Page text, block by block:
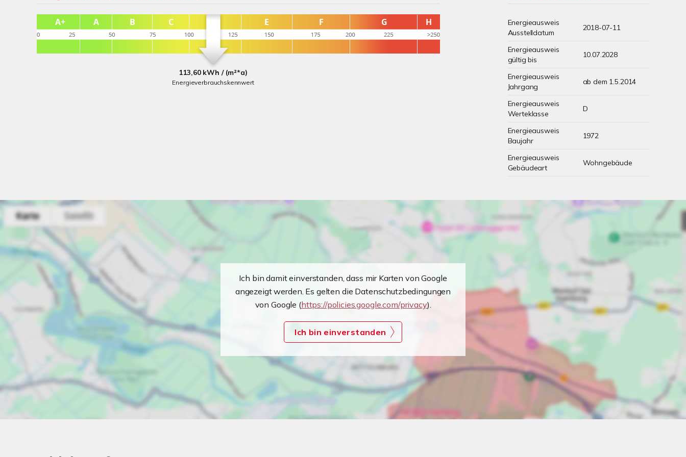
113,60 kWh / (m²*a)
Energieverbrauchskennwert
Energieausweis
Ausstelldatum
2018-07-11
Energieausweis
gültig bis
10.07.2028
Energieausweis
Jahrgang
ab dem 1.5.2014
Energieausweis
Werteklasse
D
Energieausweis
Baujahr
1972
Energieausweis
Gebäudeart
Wohngebäude
Ich bin damit einverstanden, dass mir Karten von Google
angezeigt werden. Es gelten die Datenschutzbedingungen
von Google (https://policies.google.com/privacy).
Ich bin einverstanden